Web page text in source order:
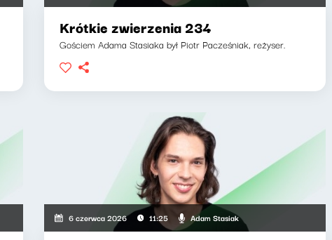
Krótkie zwierzenia 234
Gościem Adama Stasiaka był Piotr Pacześniak, reżyser.
6 czerwca 2026 11:25 Adam Stasiak